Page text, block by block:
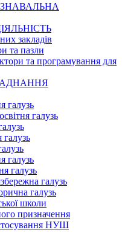
закладів
та пазли
та програмування для
галузь
галузь
галузь
галузь
галузь
галузь
школи
призначення
НУШ